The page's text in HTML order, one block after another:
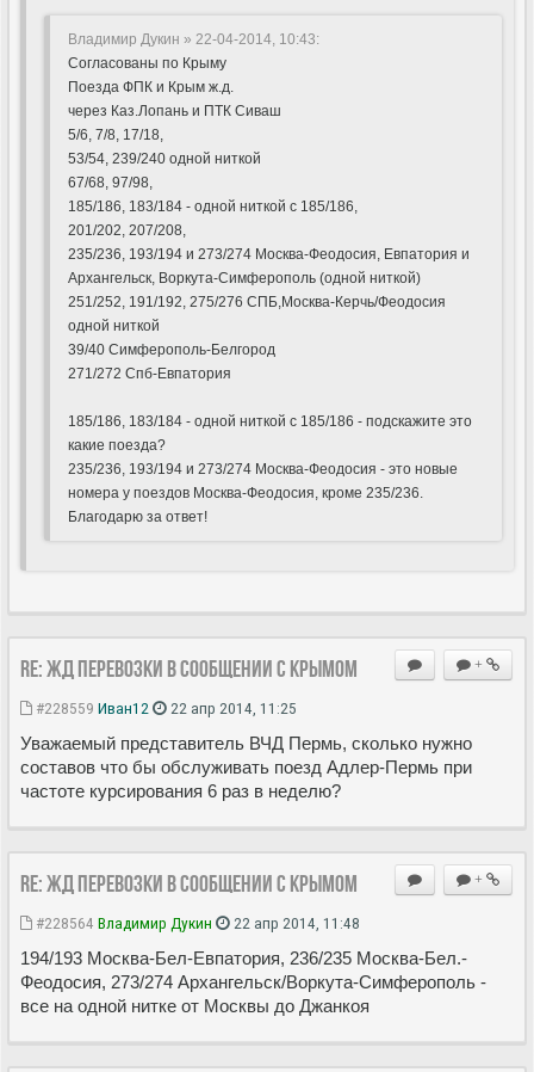
Владимир Дукин » 22-04-2014, 10:43:
Согласованы по Крыму
Поезда ФПК и Крым ж.д.
через Каз.Лопань и ПТК Сиваш
5/6, 7/8, 17/18,
53/54, 239/240 одной ниткой
67/68, 97/98,
185/186, 183/184 - одной ниткой с 185/186,
201/202, 207/208,
235/236, 193/194 и 273/274 Москва-Феодосия, Евпатория и
Архангельск, Воркута-Симферополь (одной ниткой)
251/252, 191/192, 275/276 СПБ,Москва-Керчь/Феодосия
одной ниткой
39/40 Симферополь-Белгород
271/272 Спб-Евпатория
185/186, 183/184 - одной ниткой с 185/186 - подскажите это
какие поезда?
235/236, 193/194 и 273/274 Москва-Феодосия - это новые
номера у поездов Москва-Феодосия, кроме 235/236.
Благодарю за ответ!
+
Re: ЖД перевозки в сообщении с Крымом
#228559 Иван12 22 апр 2014, 11:25
Уважаемый представитель ВЧД Пермь, сколько нужно
составов что бы обслуживать поезд Адлер-Пермь при
частоте курсирования 6 раз в неделю?
+
Re: ЖД перевозки в сообщении с Крымом
#228564 Владимир Дукин 22 апр 2014, 11:48
194/193 Москва-Бел-Евпатория, 236/235 Москва-Бел.-
Феодосия, 273/274 Архангельск/Воркута-Симферополь -
все на одной нитке от Москвы до Джанкоя